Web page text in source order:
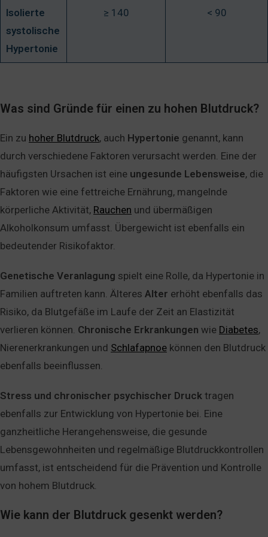
Isolierte
systolische
Hypertonie
≥ 140 < 90
Was sind Gründe für einen zu hohen Blutdruck?
Ein zu hoher Blutdruck, auch Hypertonie genannt, kann
durch verschiedene Faktoren verursacht werden. Eine der
häufigsten Ursachen ist eine ungesunde Lebensweise, die
Faktoren wie eine fettreiche Ernährung, mangelnde
körperliche Aktivität, Rauchen und übermäßigen
Alkoholkonsum umfasst. Übergewicht ist ebenfalls ein
bedeutender Risikofaktor.
Genetische Veranlagung spielt eine Rolle, da Hypertonie in
Familien auftreten kann. Älteres Alter erhöht ebenfalls das
Risiko, da Blutgefäße im Laufe der Zeit an Elastizität
verlieren können. Chronische Erkrankungen wie Diabetes,
Nierenerkrankungen und Schlafapnoe können den Blutdruck
ebenfalls beeinflussen.
Stress und chronischer psychischer Druck tragen
ebenfalls zur Entwicklung von Hypertonie bei. Eine
ganzheitliche Herangehensweise, die gesunde
Lebensgewohnheiten und regelmäßige Blutdruckkontrollen
umfasst, ist entscheidend für die Prävention und Kontrolle
von hohem Blutdruck.
Wie kann der Blutdruck gesenkt werden?